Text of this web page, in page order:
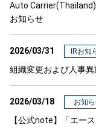
Auto
お知らせ
2026/03/31 IRお知
組織変更および人事
2026/03/18 お知
【公式note】「エー